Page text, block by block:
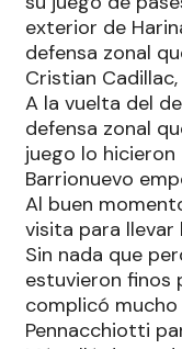
exterior de
defensa zonal
Cristian
A la vuelta del
defensa zonal
juego lo
Barrionuevo
Al buen
visita para llevar
Sin nada que
estuvieron finos
complicó mucho
Pennacchiotti